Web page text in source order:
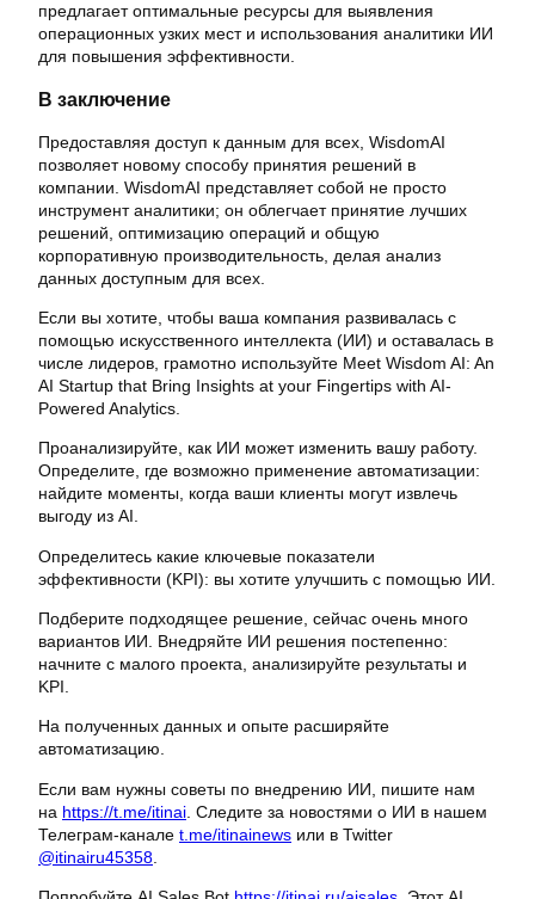
предлагает оптимальные ресурсы для выявления
операционных узких мест и использования аналитики ИИ
для повышения эффективности.
В заключение
Предоставляя доступ к данным для всех, WisdomAI
позволяет новому способу принятия решений в
компании. WisdomAI представляет собой не просто
инструмент аналитики; он облегчает принятие лучших
решений, оптимизацию операций и общую
корпоративную производительность, делая анализ
данных доступным для всех.
Если вы хотите, чтобы ваша компания развивалась с
помощью искусственного интеллекта (ИИ) и оставалась в
числе лидеров, грамотно используйте Meet Wisdom AI: An
AI Startup that Bring Insights at your Fingertips with AI-
Powered Analytics.
Проанализируйте, как ИИ может изменить вашу работу.
Определите, где возможно применение автоматизации:
найдите моменты, когда ваши клиенты могут извлечь
выгоду из AI.
Определитесь какие ключевые показатели
эффективности (KPI): вы хотите улучшить с помощью ИИ.
Подберите подходящее решение, сейчас очень много
вариантов ИИ. Внедряйте ИИ решения постепенно:
начните с малого проекта, анализируйте результаты и
KPI.
На полученных данных и опыте расширяйте
автоматизацию.
Если вам нужны советы по внедрению ИИ, пишите нам
на https://t.me/itinai . Следите за новостями о ИИ в нашем
Телеграм-канале t.me/itinainews или в Twitter
@itinairu45358